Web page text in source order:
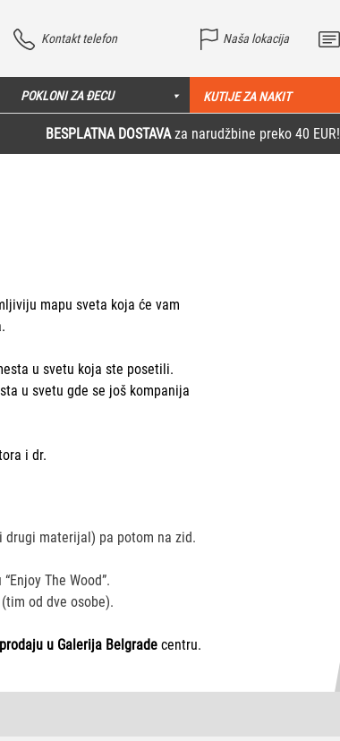
Kontakt telefon Naša lokacija
POKLONI ZA ĐECU KUTIJE ZA NAKIT
BESPLATNA DOSTAVAza narudžbine preko 40 EUR!
mapu sveta koja će vam
u svetu koja ste posetili.
u svetu gde se još kompanija
i dr.
materijal) pa potom na zid.
The Wood”.
od dve osobe).
u Galerija Belgrade centru.